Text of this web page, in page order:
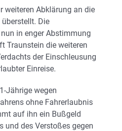
weiteren Abklärung an die
Die
in enger Abstimmung
Traunstein die weiteren
der Einschleusung
Einreise.
Jährige wegen
ohne Fahrerlaubnis
auf ihn ein Bußgeld
und des Verstoßes gegen